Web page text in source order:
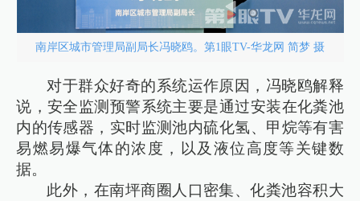
南岸区城市管理局副局长冯晓鸥。第1眼TV-华龙网 简梦 摄
对于群众好奇的系统运作原因，冯晓鸥解释
说，安全监测预警系统主要是通过安装在化粪池
内的传感器，实时监测池内硫化氢、甲烷等有害
易燃易爆气体的浓度，以及液位高度等关键数
据。
此外，在南坪商圈人口密集、化粪池容积大